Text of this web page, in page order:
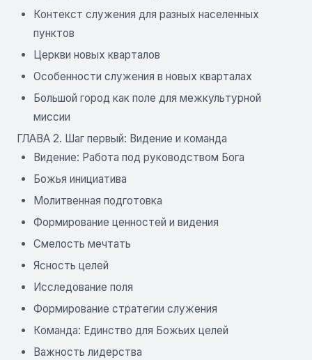
Контекст служения для разных населенных
пунктов
Церкви новых кварталов
Особенности служения в новых кварталах
Большой город как поле для межкультурной
миссии
ГЛАВА 2. Шаг первый: Видение и команда
Видение: Работа под руководством Бога
Божья инициатива
Молитвенная подготовка
Формирование ценностей и видения
Смелость мечтать
Ясность целей
Исследование поля
Формирование стратегии служения
Команда: Единство для Божьих целей
Важность лидерства